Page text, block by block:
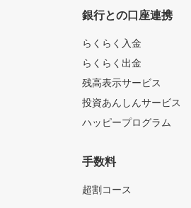
銀行との口座連携
らくらく入金
らくらく出金
残高表示サービス
投資あんしんサービス
ハッピープログラム
手数料
超割コース